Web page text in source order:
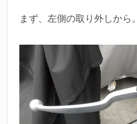
まず、左側の取り外しから。